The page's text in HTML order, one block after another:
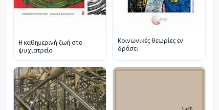
Η καθημερινή ζωή στο
ψυχιατρείο
Κοινωνικές θεωρίες εν
δράσει